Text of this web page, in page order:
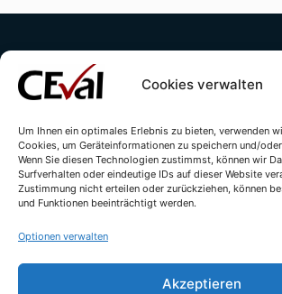
Cookies verwalten
Um Ihnen ein optimales Erlebnis zu bieten, verwenden
Cookies, um Geräteinformationen zu speichern und/
Wenn Sie diesen Technologien zustimmst, können wir
Surfverhalten oder eindeutige IDs auf dieser Website
Zustimmung nicht erteilen oder zurückziehen, können
und Funktionen beeinträchtigt werden.
Optionen verwalten
Akzeptieren
Kontakt Impressum
Cookie-Richtlinie (EU)